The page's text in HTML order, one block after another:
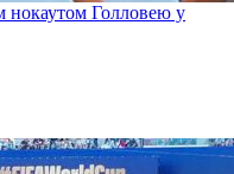
нокаутом Голловею у